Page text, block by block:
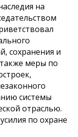
на
сохранения и
меры по
системы
отраслью.
по охране